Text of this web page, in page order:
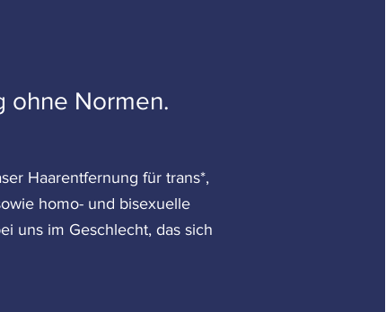
ohne Normen.
Haarentfernung für trans*,
homo- und bisexuelle
uns im Geschlecht, das sich